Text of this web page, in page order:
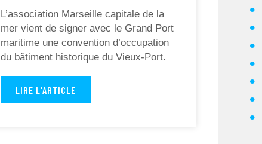
L’association Marseille capitale de la
mer vient de signer avec le Grand Port
maritime une convention d’occupation
du bâtiment historique du Vieux-Port.
LIRE L'ARTICLE